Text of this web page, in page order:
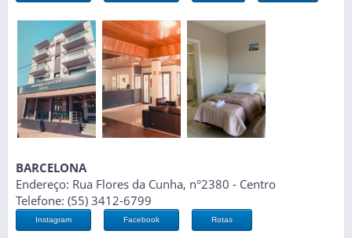
BARCELONA
Endereço: Rua Flores da Cunha, n°2380 - Centro
Telefone: (55) 3412-6799
Instagram Facebook Rotas